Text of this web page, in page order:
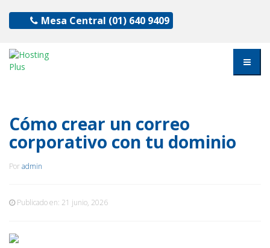
Mesa Central (01) 640 9409
Cómo crear un correo
corporativo con tu dominio
Poradmin
Publicado en: 21 junio, 2026